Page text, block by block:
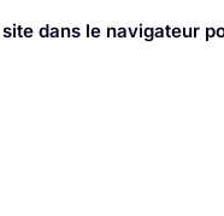
dans le navigateur